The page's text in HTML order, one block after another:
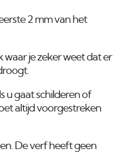
2 mm van het
waar je zeker weet dat er
u gaat schilderen of
altijd voorgestreken
De verf heeft geen